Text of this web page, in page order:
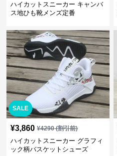
ハイカットスニーカー キャンバ
ス地ひも靴メンズ定番
SALE
¥3,860 ¥4290(割引前)
ハイカットスニーカー グラフィ
ック柄バスケットシューズ